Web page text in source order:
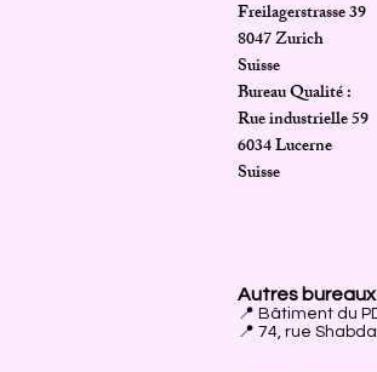
Freilagerstrasse 39
8047 Zurich
Suisse
Bureau Qualité :
Rue industrielle 59
6034 Lucerne
Suisse
Autres bureaux
📍 Bâtiment du
📍 74, rue